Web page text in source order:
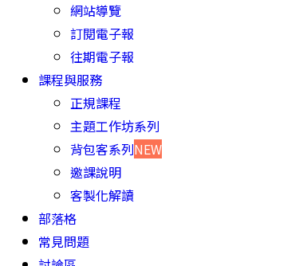
網站導覽
訂閱電子報
往期電子報
課程與服務
正規課程
主題工作坊系列
背包客系列NEW
邀課說明
客製化解讀
部落格
常見問題